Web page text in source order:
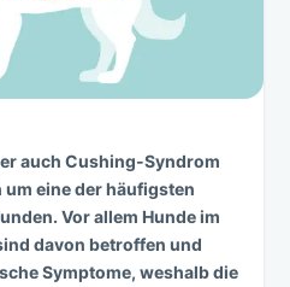
auch Cushing-Syndrom
eine der häufigsten
Vor allem Hunde im
davon betroffen und
Symptome, weshalb die